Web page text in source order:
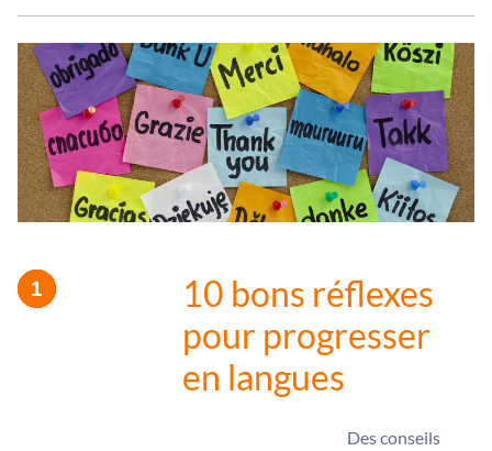
10 bons réflexes
pour progresser
en langues
Des conseils